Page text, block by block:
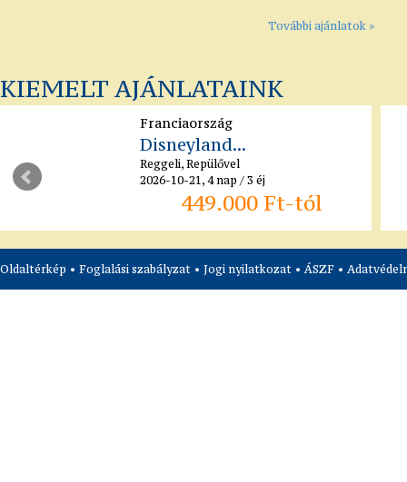
További ajánlatok »
KIEMELT AJÁNLATAINK
Franciaország
Disneyland...
Reggeli, Repülővel
2026-10-21, 4 nap / 3 éj
449.000 Ft-tól
Oldaltérkép • Foglalási szabályzat • Jogi nyilatkozat • ÁSZF •